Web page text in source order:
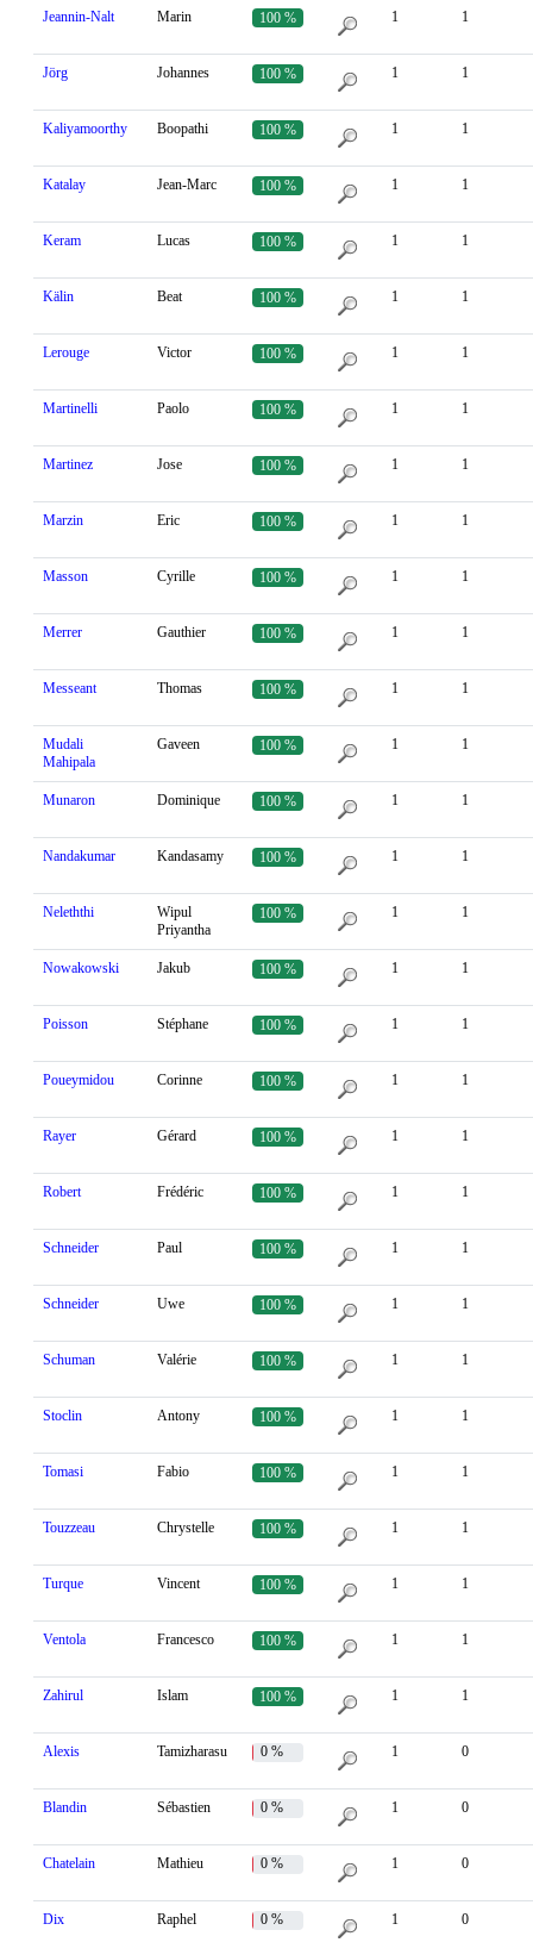
Jeannin-Nalt Marin 100 % 1 1
Jörg Johannes 100 % 1 1
Kaliyamoorthy Boopathi 100 % 1 1
Katalay Jean-Marc 100 % 1 1
Keram Lucas 100 % 1 1
Kälin Beat 100 % 1 1
Lerouge Victor 100 % 1 1
Martinelli Paolo 100 % 1 1
Martinez Jose 100 % 1 1
Marzin Eric 100 % 1 1
Masson Cyrille 100 % 1 1
Merrer Gauthier 100 % 1 1
Messeant Thomas 100 % 1 1
Mudali
Mahipala
Gaveen 100 % 1 1
Munaron Dominique 100 % 1 1
Nandakumar Kandasamy 100 % 1 1
Neleththi
Wipul
Priyantha
100 % 1 1
Nowakowski Jakub 100 % 1 1
Poisson Stéphane 100 % 1 1
Poueymidou Corinne 100 % 1 1
Rayer Gérard 100 % 1 1
Robert Frédéric 100 % 1 1
Schneider Paul 100 % 1 1
Schneider Uwe 100 % 1 1
Schuman Valérie 100 % 1 1
Stoclin Antony 100 % 1 1
Tomasi Fabio 100 % 1 1
Touzzeau Chrystelle 100 % 1 1
Turque Vincent 100 % 1 1
Ventola Francesco 100 % 1 1
Zahirul Islam 100 % 1 1
Alexis Tamizharasu 0 % 1 0
Blandin Sébastien 0 % 1 0
Chatelain Mathieu 0 % 1 0
Dix Raphel 0 % 1 0